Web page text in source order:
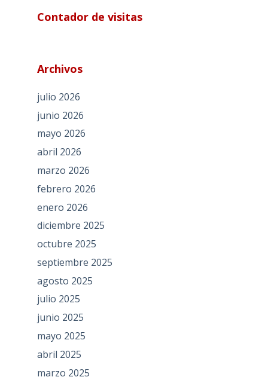
Contador de visitas
Archivos
julio 2026
junio 2026
mayo 2026
abril 2026
marzo 2026
febrero 2026
enero 2026
diciembre 2025
octubre 2025
septiembre 2025
agosto 2025
julio 2025
junio 2025
mayo 2025
abril 2025
marzo 2025